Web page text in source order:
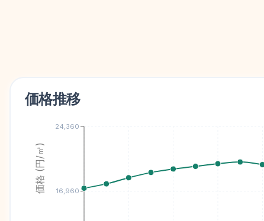
価格推移
16,960
24,360
価格 (円/㎡)